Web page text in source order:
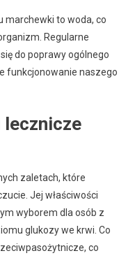
marchewki to woda, co
Regularne
do poprawy ogólnego
funkcjonowanie naszego
lecznicze
zaletach, które
Jej właściwości
wyborem dla osób z
glukozy we krwi. Co
co